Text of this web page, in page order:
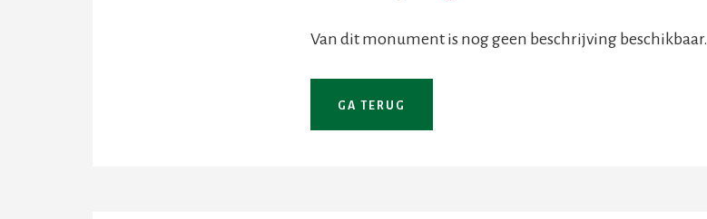
Van dit monument is nog geen beschrijving beschikbaar.